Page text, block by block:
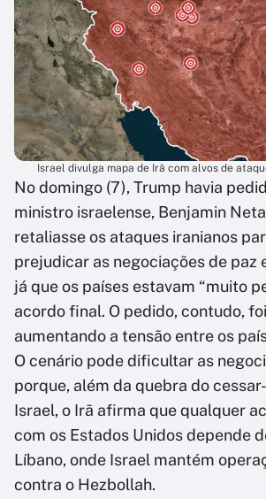
Israel divulga mapa de Irã com alvos de
No domingo (7), Trump havia
ministro israelense, Benjamin
retaliasse os ataques iranianos
prejudicar as negociações de paz
já que os países estavam “muito
acordo final. O pedido, contudo,
aumentando a tensão entre os
O cenário pode dificultar as
porque, além da quebra do
Israel, o Irã afirma que qualquer
com os Estados Unidos depende
Líbano, onde Israel mantém
contra o Hezbollah.